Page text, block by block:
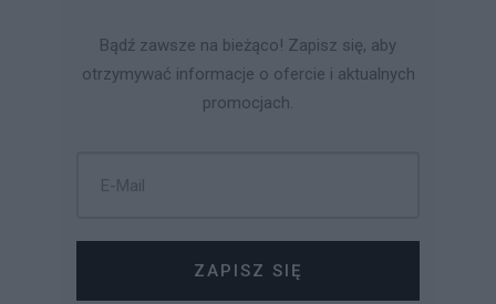
Bądź zawsze na bieżąco! Zapisz się, aby
otrzymywać informacje o ofercie i aktualnych
promocjach.
ZAPISZ SIĘ